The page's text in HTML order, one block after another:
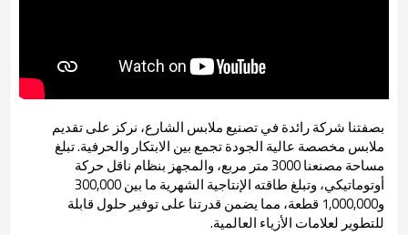
بصفتنا شركة رائدة في تصنيع ملابس الشارع، نركز على تقديم
ملابس مخصصة عالية الجودة تجمع بين الابتكار والحرفية. تبلغ
مساحة مصنعنا 3000 متر مربع، والمجهز بنظام ناقل حركة
أوتوماتيكي، وتبلغ طاقته الإنتاجية الشهرية ما بين 300,000
و1,000,000 قطعة، مما يضمن قدرتنا على توفير حلول قابلة
للتطوير لعلامات الأزياء العالمية.